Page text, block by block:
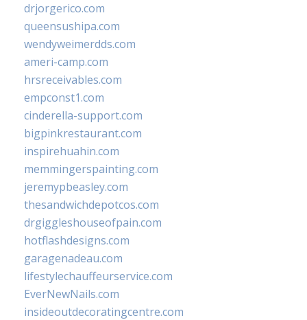
drjorgerico.com
queensushipa.com
wendyweimerdds.com
ameri-camp.com
hrsreceivables.com
empconst1.com
cinderella-support.com
bigpinkrestaurant.com
inspirehuahin.com
memmingerspainting.com
jeremypbeasley.com
thesandwichdepotcos.com
drgiggleshouseofpain.com
hotflashdesigns.com
garagenadeau.com
lifestylechauffeurservice.com
EverNewNails.com
insideoutdecoratingcentre.com